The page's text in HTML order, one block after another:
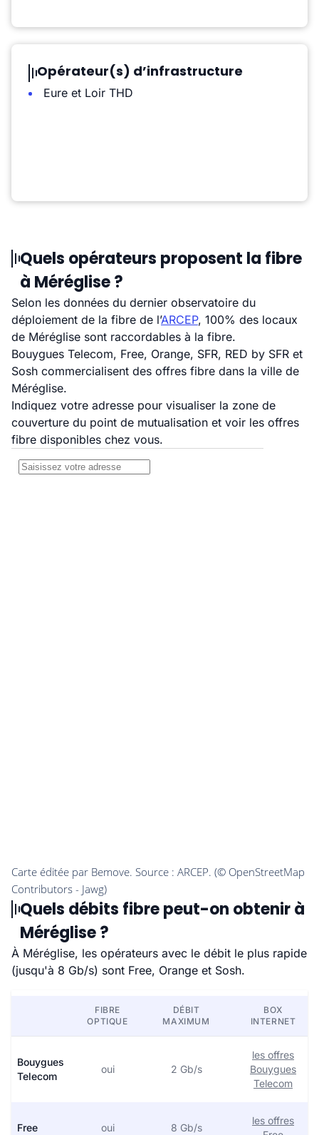
Opérateur(s) d’infrastructure
Eure et Loir THD
Quels opérateurs proposent la fibre
à Méréglise ?
Selon les données du dernier observatoire du
déploiement de la fibre de l’ARCEP, 100% des locaux
de Méréglise sont raccordables à la fibre.
Bouygues Telecom, Free, Orange, SFR, RED by SFR et
Sosh commercialisent des offres fibre dans la ville de
Méréglise.
Indiquez votre adresse pour visualiser la zone de
couverture du point de mutualisation et voir les offres
fibre disponibles chez vous.
Quels débits fibre peut-on obtenir à
Méréglise ?
À Méréglise, les opérateurs avec le débit le plus rapide
(jusqu'à 8 Gb/s) sont Free, Orange et Sosh.
FIBRE
OPTIQUE
DÉBIT
MAXIMUM
BOX
INTERNET
Bouygues
Telecom
oui 2 Gb/s
les offres
Bouygues
Telecom
Free oui 8 Gb/s
les offres